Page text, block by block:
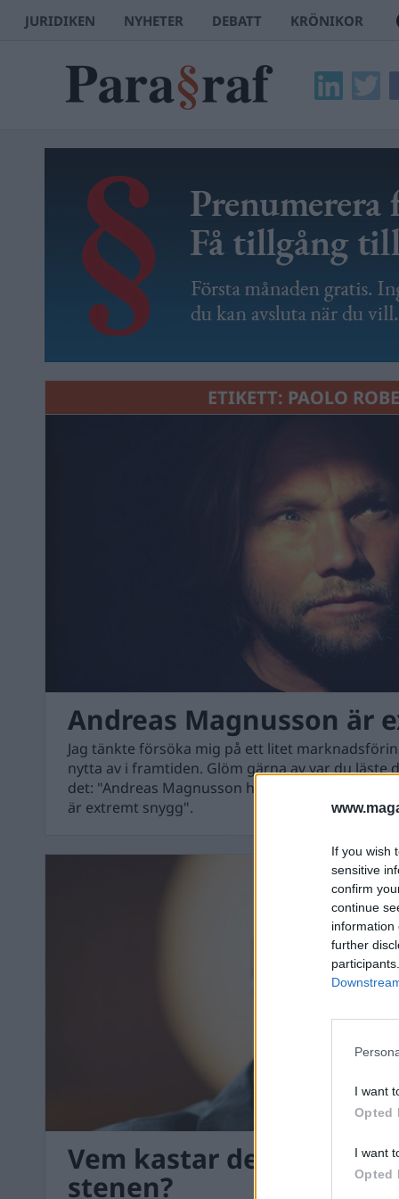
If you wish
sensitive
confirm
continue
information
further
I want
Opted
I want
Opted
JURIDIKEN NYHETER DEBATT KRÖNIKOR
ETIKETT: PAOLO
Andreas Magnusson är
Jag tänkte försöka mig på ett litet
nytta av i framtiden. Glöm gärna av var du läste
det: "Andreas Magnusson har kanske inte alltid
är extremt snygg".
Vem kastar den sista –
stenen?